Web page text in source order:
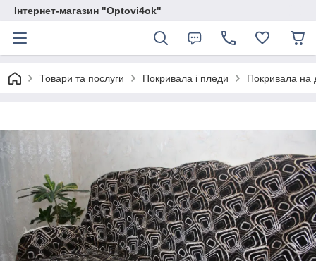
Інтернет-магазин "Optovi4ok"
Товари та послуги Покривала і пледи Покривала на